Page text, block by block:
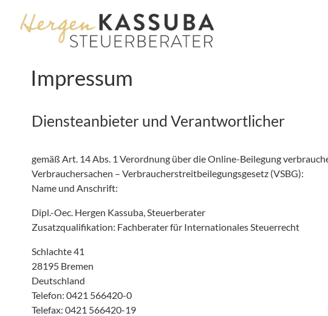
Impressum
Diensteanbieter und Verantwortlicher
gemäß Art. 14 Abs. 1 Verordnung über die Online-Beilegung
Verbrauchersachen – Verbraucherstreitbeilegungsgesetz (VSBG):
Name und Anschrift:
Dipl.-Oec. Hergen Kassuba, Steuerberater
Zusatzqualifikation: Fachberater für Internationales Steuerrecht
Schlachte 41
28195 Bremen
Deutschland
Telefon: 0421 566420-0
Telefax: 0421 566420-19